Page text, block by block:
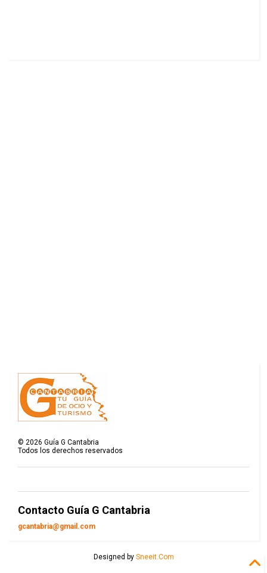
©2026 Guía G Cantabria
Todos los derechos reservados
Contacto Guía G Cantabria
gcantabria@gmail.com
Designed by Sneeit.Com